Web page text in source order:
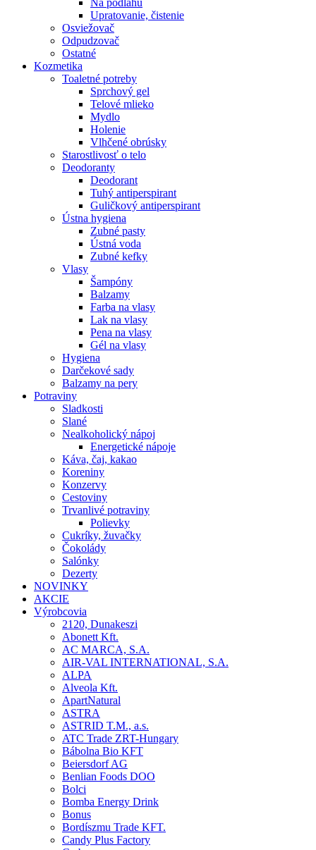
Upratovanie, čistenie
Osviežovač
Odpudzovač
Ostatné
Kozmetika
Toaletné potreby
Sprchový gel
Telové mlieko
Mydlo
Holenie
Vlhčené obrúsky
Starostlivosť o telo
Deodoranty
Deodorant
Tuhý antiperspirant
Guličkový antiperspirant
Ústna hygiena
Zubné pasty
Ústná voda
Zubné kefky
Vlasy
Šampóny
Balzamy
Farba na vlasy
Lak na vlasy
Pena na vlasy
Gél na vlasy
Hygiena
Darčekové sady
Balzamy na pery
Potraviny
Sladkosti
Slané
Nealkoholický nápoj
Energetické nápoje
Káva, čaj, kakao
Koreniny
Konzervy
Cestoviny
Trvanlivé potraviny
Polievky
Cukríky, žuvačky
Čokolády
Salónky
Dezerty
NOVINKY
AKCIE
Výrobcovia
2120, Dunakeszi
Abonett Kft.
AC MARCA, S.A.
AIR-VAL INTERNATIONAL, S.A.
ALPA
Alveola Kft.
ApartNatural
ASTRA
ASTRID T.M., a.s.
ATC Trade ZRT-Hungary
Bábolna Bio KFT
Beiersdorf AG
Benlian Foods DOO
Bolci
Bomba Energy Drink
Bonus
Bordíszmu Trade KFT.
Candy Plus Factory